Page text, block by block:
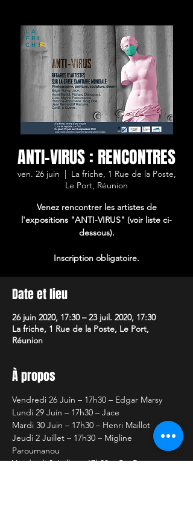
ANTI-VIRUS : RENCONTRES
ven. 26 juin
  |
La friche, 1 Rue de la Poste,
Le Port, Réunion
Venez rencontrer les artistes de
l'expositions "ANTI-VIRUS" (voir liste ci-
dessous).
Date et lieu
26 juin 2020, 17:30 – 23 juil. 2020, 17:30
La friche, 1 Rue de la Poste, Le Port,
Réunion
À propos
Vendredi 26 Juin – 17h30 – Edgar Marsy
Lundi 29 Juin – 17h30 – Jace
Mardi 30 Juin – 17h30 – Henri Maillot
Jeudi 2 Juillet – 17h30 – Migline
Paroumanou
Vendredi 3 Juillet – 17h30 – CanB